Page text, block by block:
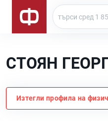
СТОЯН
Изтегли профила на